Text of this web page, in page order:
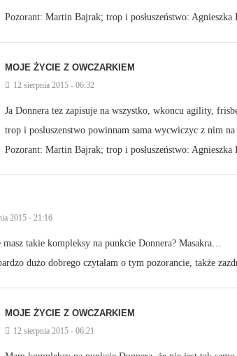
Pozorant: Martin Bajrak; trop i posłuszeństwo: Agnieszka
MOJE ŻYCIE Z OWCZARKIEM
12 sierpnia 2015 - 06:32
Ja Donnera tez zapisuje na wszystko, wkoncu agility,
trop i posluszenstwo powinnam sama wycwiczyc z nim
Pozorant: Martin Bajrak; trop i posłuszeństwo: Agnieszka
2015 - 21:16
masz takie kompleksy na punkcie Donnera? Masakra…
dużo dobrego czytałam o tym pozorancie, także
MOJE ŻYCIE Z OWCZARKIEM
12 sierpnia 2015 - 06:21